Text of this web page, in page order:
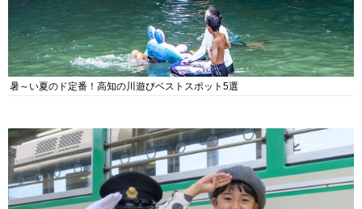
暑～い夏のド定番！高知の川遊びベストスポット5選